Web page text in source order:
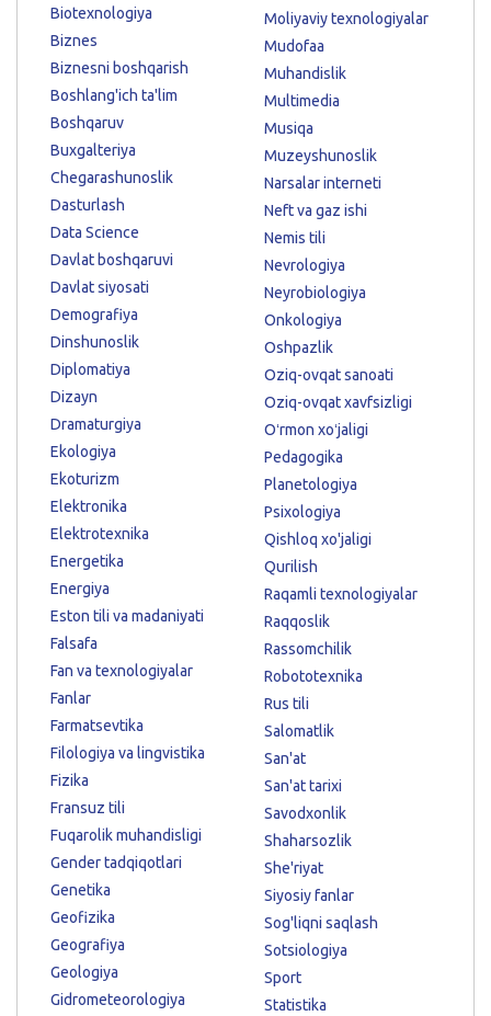
Biotexnologiya
Biznes
Biznesni boshqarish
Boshlang'ich ta'lim
Boshqaruv
Buxgalteriya
Chegarashunoslik
Dasturlash
Data Science
Davlat boshqaruvi
Davlat siyosati
Demografiya
Dinshunoslik
Diplomatiya
Dizayn
Dramaturgiya
Ekologiya
Ekoturizm
Elektronika
Elektrotexnika
Energetika
Energiya
Eston tili va madaniyati
Falsafa
Fan va texnologiyalar
Fanlar
Farmatsevtika
Filologiya va lingvistika
Fizika
Fransuz tili
Fuqarolik muhandisligi
Gender tadqiqotlari
Genetika
Geofizika
Geografiya
Geologiya
Gidrometeorologiya
Moliyaviy texnologiyalar
Mudofaa
Muhandislik
Multimedia
Musiqa
Muzeyshunoslik
Narsalar interneti
Neft va gaz ishi
Nemis tili
Nevrologiya
Neyrobiologiya
Onkologiya
Oshpazlik
Oziq-ovqat sanoati
Oziq-ovqat xavfsizligi
Oʻrmon xoʻjaligi
Pedagogika
Planetologiya
Psixologiya
Qishloq xo'jaligi
Qurilish
Raqamli texnologiyalar
Raqqoslik
Rassomchilik
Robototexnika
Rus tili
Salomatlik
San'at
San'at tarixi
Savodxonlik
Shaharsozlik
She'riyat
Siyosiy fanlar
Sog'liqni saqlash
Sotsiologiya
Sport
Statistika